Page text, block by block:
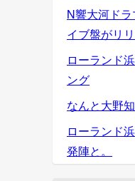
N響大河ド
イブ盤がリ
ローランド
ング
なんと大野
ローランド
発陣と。